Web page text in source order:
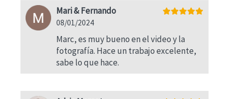
Mari & Fernando
08/01/2024
Marc, es muy bueno en el video y la
fotografía. Hace un trabajo excelente,
sabe lo que hace.